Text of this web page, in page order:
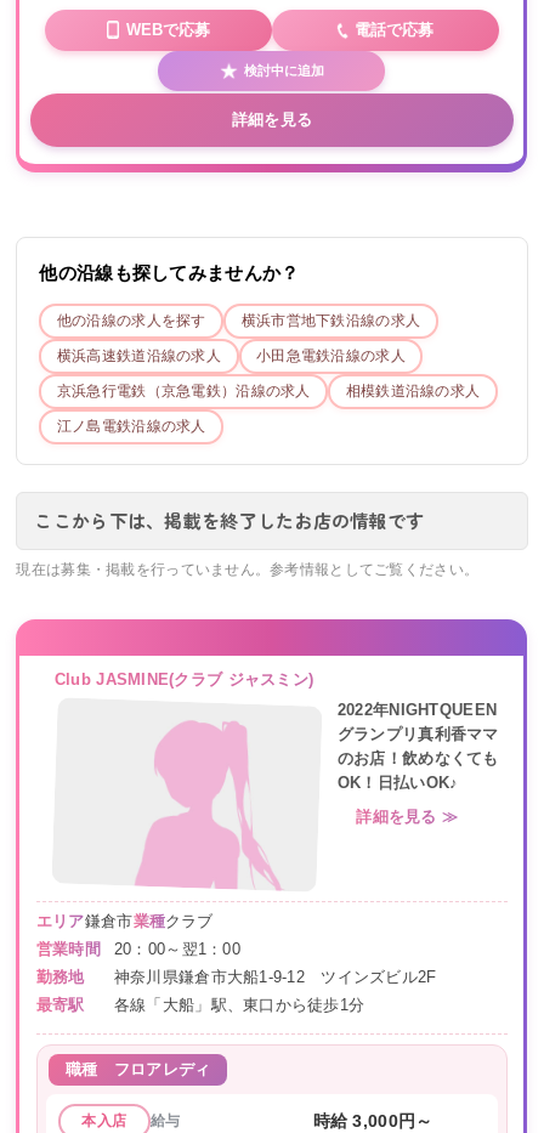
WEBで応募 電話で応募
検討中に追加
詳細を見る
他の沿線も探してみませんか？
他の沿線の求人を探す 横浜市営地下鉄沿線の求人
横浜高速鉄道沿線の求人 小田急電鉄沿線の求人
京浜急行電鉄（京急電鉄）沿線の求人 相模鉄道沿線の求人
江ノ島電鉄沿線の求人
ここから下は、掲載を終了したお店の情報です
現在は募集・掲載を行っていません。参考情報としてご覧ください。
Club JASMINE(クラブ ジャスミン)
2022年NIGHTQUEEN
グランプリ真利香ママ
のお店！飲めなくても
OK！日払いOK♪
詳細を見る ≫
エリア鎌倉市業種クラブ
営業時間
20：00～翌1：00
勤務地
神奈川県鎌倉市大船1-9-12 ツインズビル2F
最寄駅
各線「大船」駅、東口から徒歩1分
職種 フロアレディ
本入店 給与 時給 3,000円～